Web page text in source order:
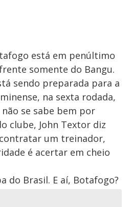
está em penúltimo
somente do Bangu.
sendo preparada para a
na sexta rodada,
se sabe bem por
clube, John Textor diz
um treinador,
é acertar em cheio
do Brasil. E aí, Botafogo?